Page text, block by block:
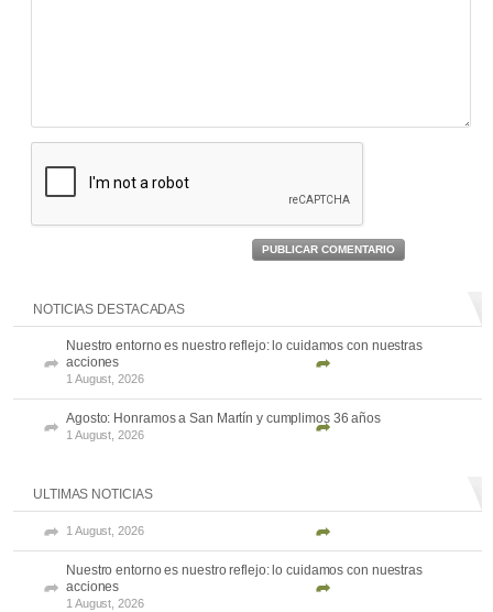
PUBLICAR COMENTARIO
NOTICIAS DESTACADAS
Nuestro entorno es nuestro reflejo: lo cuidamos con nuestras
acciones
1 August, 2026
Agosto: Honramos a San Martín y cumplimos 36 años
1 August, 2026
ULTIMAS NOTICIAS
1 August, 2026
Nuestro entorno es nuestro reflejo: lo cuidamos con nuestras
acciones
1 August, 2026